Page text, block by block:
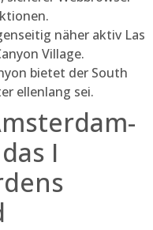
näher aktiv Las
Village.
bietet der South
ellenlang sei.
I